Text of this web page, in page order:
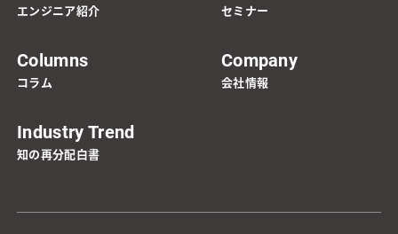
エンジニア紹介 セミナー
Columns
コラム
Company
会社情報
Industry Trend
知の再分配白書